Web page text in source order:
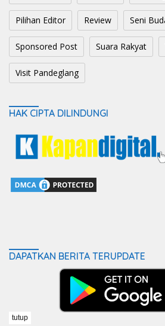
Pilihan Editor Review Seni
Sponsored Post Suara Rakyat
Visit Pandeglang
HAK CIPTA DILINDUNGI
DAPATKAN BERITA TERUPDATE
tutup